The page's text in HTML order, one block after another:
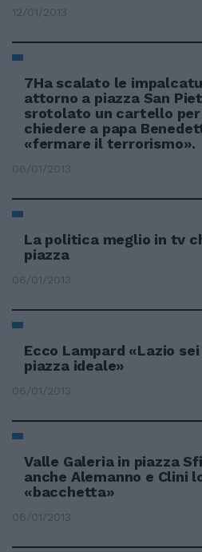
12/01/2013
7Ha scalato le
attorno a piazza San
srotolato un cartello per
chiedere a papa
«fermare il terrorismo».
06/01/2013
La politica meglio in tv
piazza
06/01/2013
Ecco Lampard «Lazio
piazza ideale»
06/01/2013
Valle Galeria in piazza
anche Alemanno e Clini
«bacchetta»
06/01/2013